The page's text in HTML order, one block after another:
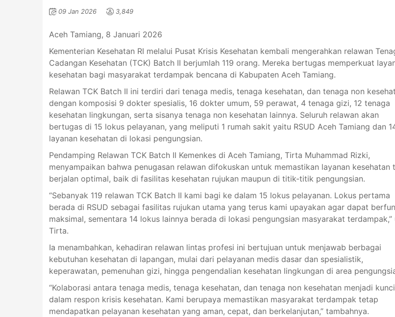
09 Jan 2026 3,849
Aceh Tamiang, 8 Januari 2026
Kementerian Kesehatan RI melalui Pusat Krisis Kesehatan kembali mengerahkan relawan
Cadangan Kesehatan (TCK) Batch II berjumlah 119 orang. Mereka bertugas memperkuat
kesehatan bagi masyarakat terdampak bencana di Kabupaten Aceh Tamiang.
Relawan TCK Batch II ini terdiri dari tenaga medis, tenaga kesehatan, dan tenaga non
dengan komposisi 9 dokter spesialis, 16 dokter umum, 59 perawat, 4 tenaga gizi, 12 tenaga
kesehatan lingkungan, serta sisanya tenaga non kesehatan lainnya. Seluruh relawan akan
bertugas di 15 lokus pelayanan, yang meliputi 1 rumah sakit yaitu RSUD Aceh Tamiang dan
layanan kesehatan di lokasi pengungsian.
Pendamping Relawan TCK Batch II Kemenkes di Aceh Tamiang, Tirta Muhammad Rizki,
menyampaikan bahwa penugasan relawan difokuskan untuk memastikan layanan kesehatan
berjalan optimal, baik di fasilitas kesehatan rujukan maupun di titik-titik pengungsian.
“Sebanyak 119 relawan TCK Batch II kami bagi ke dalam 15 lokus pelayanan. Lokus pertama
berada di RSUD sebagai fasilitas rujukan utama yang terus kami upayakan agar dapat
maksimal, sementara 14 lokus lainnya berada di lokasi pengungsian masyarakat terdampak,”
Tirta.
Ia menambahkan, kehadiran relawan lintas profesi ini bertujuan untuk menjawab berbagai
kebutuhan kesehatan di lapangan, mulai dari pelayanan medis dasar dan spesialistik,
keperawatan, pemenuhan gizi, hingga pengendalian kesehatan lingkungan di area
“Kolaborasi antara tenaga medis, tenaga kesehatan, dan tenaga non kesehatan menjadi kunci
dalam respon krisis kesehatan. Kami berupaya memastikan masyarakat terdampak tetap
mendapatkan pelayanan kesehatan yang aman, cepat, dan berkelanjutan,” tambahnya.